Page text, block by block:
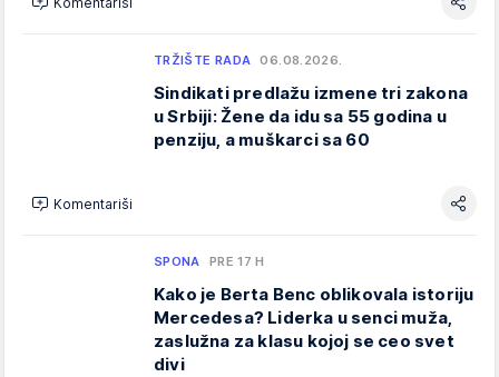
TRŽIŠTE RADA 06.08.2026.
Sindikati predlažu izmene tri zakona
u Srbiji: Žene da idu sa 55 godina u
penziju, a muškarci sa 60
Komentariši
SPONA PRE 17 H
Kako je Berta Benc oblikovala istoriju
Mercedesa? Liderka u senci muža,
zaslužna za klasu kojoj se ceo svet
divi